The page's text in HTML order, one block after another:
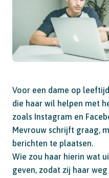
Voor een dame op
die haar wil helpen met
zoals Instagram en
Mevrouw schrijft graag,
berichten te plaatsen.
Wie zou haar hierin wat
geven, zodat zij haar